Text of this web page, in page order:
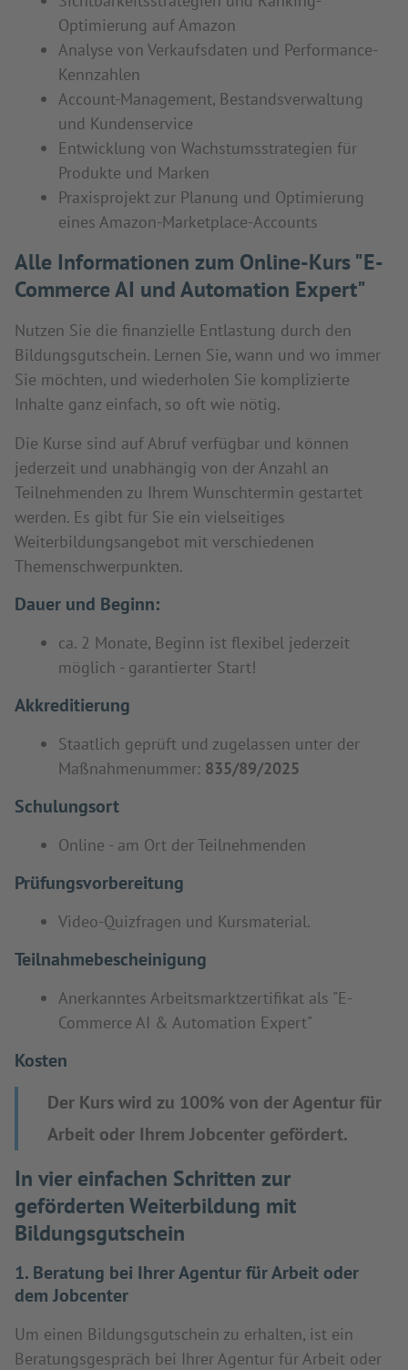
Optimierung auf Amazon
Analyse von Verkaufsdaten und Performance-
Kennzahlen
Account-Management, Bestandsverwaltung
und Kundenservice
Entwicklung von Wachstumsstrategien für
Produkte und Marken
Praxisprojekt zur Planung und Optimierung
eines Amazon-Marketplace-Accounts
Alle Informationen zum Online-Kurs "E-
Commerce AI und Automation Expert"
Nutzen Sie die finanzielle Entlastung durch den
Bildungsgutschein. Lernen Sie, wann und wo immer
Sie möchten, und wiederholen Sie komplizierte
Inhalte ganz einfach, so oft wie nötig.
Die Kurse sind auf Abruf verfügbar und können
jederzeit und unabhängig von der Anzahl an
Teilnehmenden zu Ihrem Wunschtermin gestartet
werden. Es gibt für Sie ein vielseitiges
Weiterbildungsangebot mit verschiedenen
Themenschwerpunkten.
Dauer und Beginn:
ca. 2 Monate, Beginn ist flexibel jederzeit
möglich - garantierter Start!
Akkreditierung
Staatlich geprüft und zugelassen unter der
Maßnahmenummer: 835/89/2025
Schulungsort
Online - am Ort der Teilnehmenden
Prüfungsvorbereitung
Video-Quizfragen und Kursmaterial.
Teilnahmebescheinigung
Anerkanntes Arbeitsmarktzertifikat als "E-
Commerce AI & Automation Expert"
Kosten
Der Kurs wird zu 100% von der Agentur für
Arbeit oder Ihrem Jobcenter gefördert.
In vier einfachen Schritten zur
geförderten Weiterbildung mit
Bildungsgutschein
1. Beratung bei Ihrer Agentur für Arbeit oder
dem Jobcenter
Um einen Bildungsgutschein zu erhalten, ist ein
Beratungsgespräch bei Ihrer Agentur für Arbeit oder